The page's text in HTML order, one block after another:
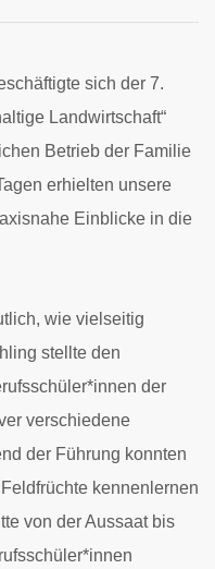
sich der 7.
Landwirtschaft“
Betrieb der Familie
erhielten unsere
Einblicke in die
wie vielseitig
stellte den
der
verschiedene
der Führung konnten
kennenlernen
von der Aussaat bis